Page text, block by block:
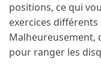
positions, ce qui
exercices
Malheureusement,
pour ranger les